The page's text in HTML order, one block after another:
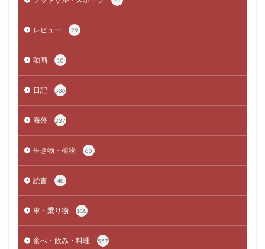
レビュー 29
動画 10
日記 536
海外 237
生き物・植物 66
読書 48
車・乗り物 118
食べ・飲み・料理 557